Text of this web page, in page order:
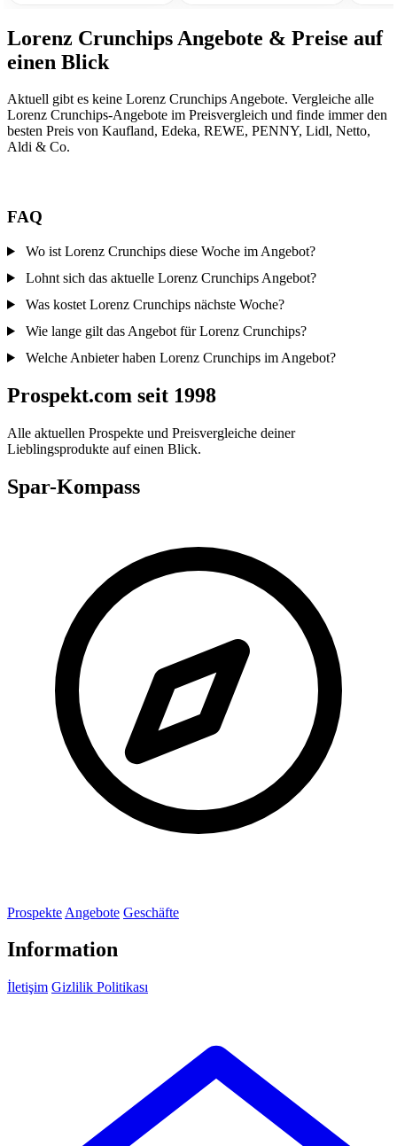
Lorenz Crunchips Angebote & Preise auf
einen Blick
Aktuell gibt es keine Lorenz Crunchips Angebote. Vergleiche alle
Lorenz Crunchips-Angebote im Preisvergleich und finde immer den
besten Preis von Kaufland, Edeka, REWE, PENNY, Lidl, Netto,
Aldi & Co.
FAQ
Wo ist Lorenz Crunchips diese Woche im Angebot?
Lohnt sich das aktuelle Lorenz Crunchips Angebot?
Was kostet Lorenz Crunchips nächste Woche?
Wie lange gilt das Angebot für Lorenz Crunchips?
Welche Anbieter haben Lorenz Crunchips im Angebot?
Prospekt.com seit 1998
Alle aktuellen Prospekte und Preisvergleiche deiner
Lieblingsprodukte auf einen Blick.
Spar-Kompass
Prospekte Angebote Geschäfte
Information
İletişim Gizlilik Politikası